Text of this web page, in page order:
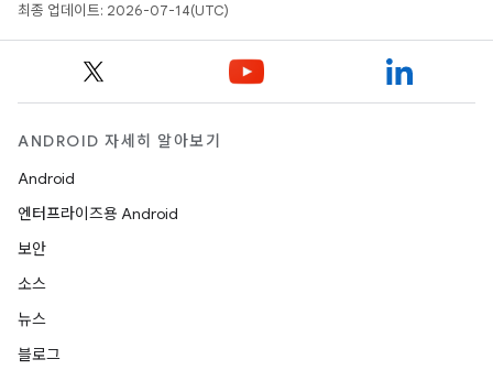
최종 업데이트: 2026-07-14(UTC)
ANDROID 자세히 알아보기
Android
엔터프라이즈용 Android
보안
소스
뉴스
블로그